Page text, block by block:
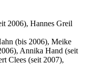
2006), Hannes Greil
(bis 2006), Meike
Annika Hand (seit
Clees (seit 2007),